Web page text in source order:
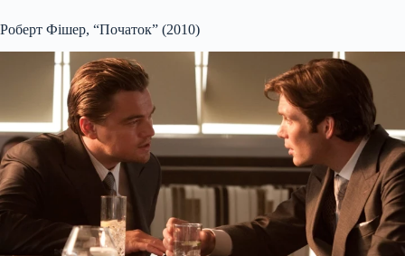
Роберт Фішер, “Початок” (2010)